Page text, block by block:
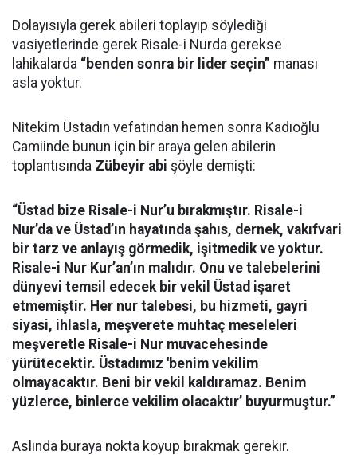
Dolayısıyla gerek abileri toplayıp söylediği
vasiyetlerinde gerek Risale-i Nurda gerekse
lahikalarda “benden sonra bir lider seçin” manası
asla yoktur.
Nitekim Üstadın vefatından hemen sonra Kadıoğlu
Camiinde bunun için bir araya gelen abilerin
toplantısında Zübeyir abi şöyle demişti:
“Üstad bize Risale-i Nur’u bırakmıştır. Risale-i
Nur’da ve Üstad’ın hayatında şahıs, dernek, vakıfvari
bir tarz ve anlayış görmedik, işitmedik ve yoktur.
Risale-i Nur Kur’an’ın malıdır. Onu ve talebelerini
dünyevi temsil edecek bir vekil Üstad işaret
etmemiştir. Her nur talebesi, bu hizmeti, gayri
siyasi, ihlasla, meşverete muhtaç meseleleri
meşveretle Risale-i Nur muvacehesinde
yürütecektir. Üstadımız 'benim vekilim
olmayacaktır. Beni bir vekil kaldıramaz. Benim
yüzlerce, binlerce vekilim olacaktır’ buyurmuştur.”
Aslında buraya nokta koyup bırakmak gerekir.